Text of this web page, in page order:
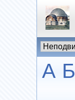
А Б